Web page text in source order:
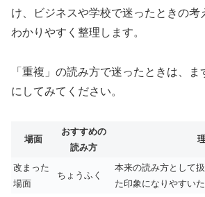
け、ビジネスや学校で迷ったときの考
わかりやすく整理します。
「重複」の読み方で迷ったときは、
にしてみてください。
場面
おすすめの
読み方
改まった
場面
ちょうふく
本来の読み方として
た印象になりやすい